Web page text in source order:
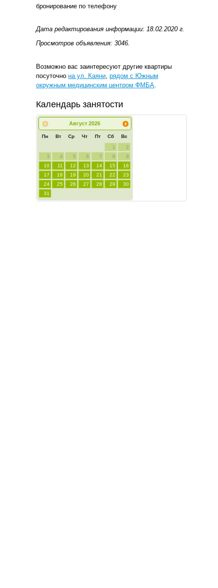
бронирование по телефону
Дата редактирования информации: 18.02.2020 г.
Просмотров объявления: 3046.
Возможно вас заинтересуют другие квартиры
посуточно на ул. Каяни рядом с Южным
окружным медицинским центром ФМБА
Календарь занятости
Август 2026
Пн Вт Ср Чт Пт Сб Вс
1
2
3
4 5 6 7 8
9
10
11 12 13 14 15
16
17
18 19 20 21 22
23
24
25 26 27 28 29
30
31